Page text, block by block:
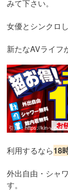
みて下さい。
女優とシンクロ
新たなAVライフ
引用：https://kin-v.jp/
利用するなら18
外出自由・シャ
す。